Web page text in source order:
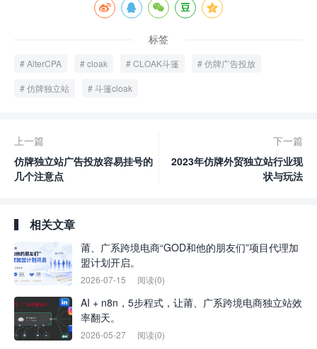
标签
AlterCPA cloak CLOAK斗篷 仿牌广告投放
仿牌独立站 斗篷cloak
上一篇
仿牌独立站广告投放容易挂号的
几个注意点
下一篇
2023年仿牌外贸独立站行业现
状与玩法
相关文章
莆、广系跨境电商“GOD和他的朋友们”项目代理加
盟计划开启。
2026-07-15 阅读(0)
AI + n8n，5步程式，让莆、广系跨境电商独立站效
率翻天。
2026-05-27 阅读(0)